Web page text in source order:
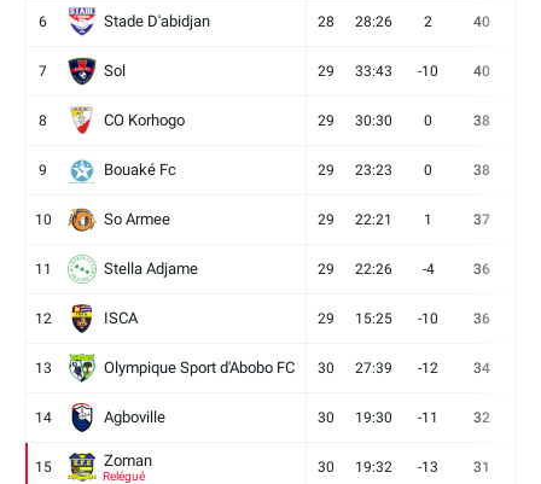
6 Stade D'abidjan 28 28:26 2 40
7 Sol 29 33:43 -10 40
8 CO Korhogo 29 30:30 0 38
9 Bouaké Fc 29 23:23 0 38
10 So Armee 29 22:21 1 37
11 Stella Adjame 29 22:26 -4 36
12 ISCA 29 15:25 -10 36
13 Olympique Sport d'Abobo FC 30 27:39 -12 34
14 Agboville 30 19:30 -11 32
15 Zoman
Relégué
30 19:32 -13 31